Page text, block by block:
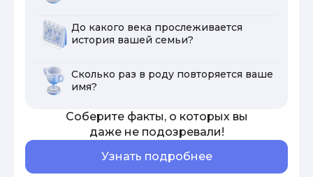
До какого века прослеживается
история вашей семьи?
Сколько раз в роду повторяется ваше
имя?
Соберите факты, о которых вы
даже не подозревали!
Узнать подробнее